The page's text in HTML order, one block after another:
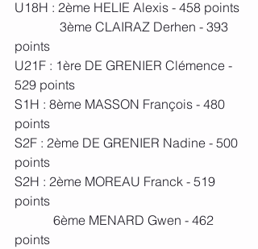
U18H : 2ème HELIE Alexis - 458 points
points
U21F : 1ère DE GRENIER Clémence -
529 points
S1H : 8ème MASSON François - 480
points
S2F : 2ème DE GRENIER Nadine - 500
points
S2H : 2ème MOREAU Franck - 519
points
points